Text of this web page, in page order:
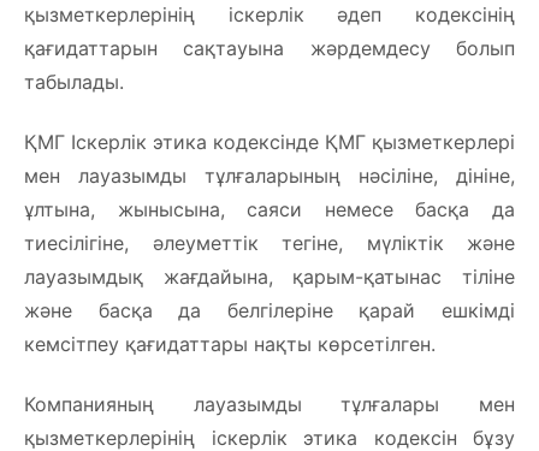
қызметкерлерінің іскерлік әдеп кодексінің
қағидаттарын сақтауына жәрдемдесу болып
табылады.
ҚМГ Іскерлік этика кодексінде ҚМГ қызметкерлері
мен лауазымды тұлғаларының нәсіліне, дініне,
ұлтына, жынысына, саяси немесе басқа да
тиесілігіне, әлеуметтік тегіне, мүліктік және
лауазымдық жағдайына, қарым-қатынас тіліне
және басқа да белгілеріне қарай ешкімді
кемсітпеу қағидаттары нақты көрсетілген.
Компанияның лауазымды тұлғалары мен
қызметкерлерінің іскерлік этика кодексін бұзу